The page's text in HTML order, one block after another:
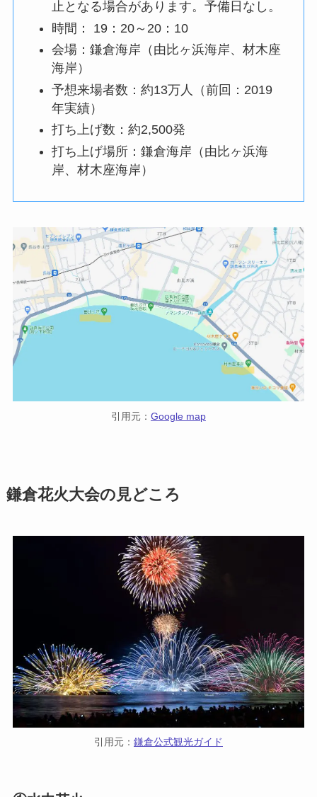
止となる場合があります。予備日なし。
時間： 19：20～20：10
会場：鎌倉海岸（由比ヶ浜海岸、材木座
海岸）
予想来場者数：約13万人（前回：2019
年実績）
打ち上げ数：約2,500発
打ち上げ場所：鎌倉海岸（由比ヶ浜海
岸、材木座海岸）
引用元： Google map
鎌倉花火大会の見どころ
引用元： 鎌倉公式観光ガイド